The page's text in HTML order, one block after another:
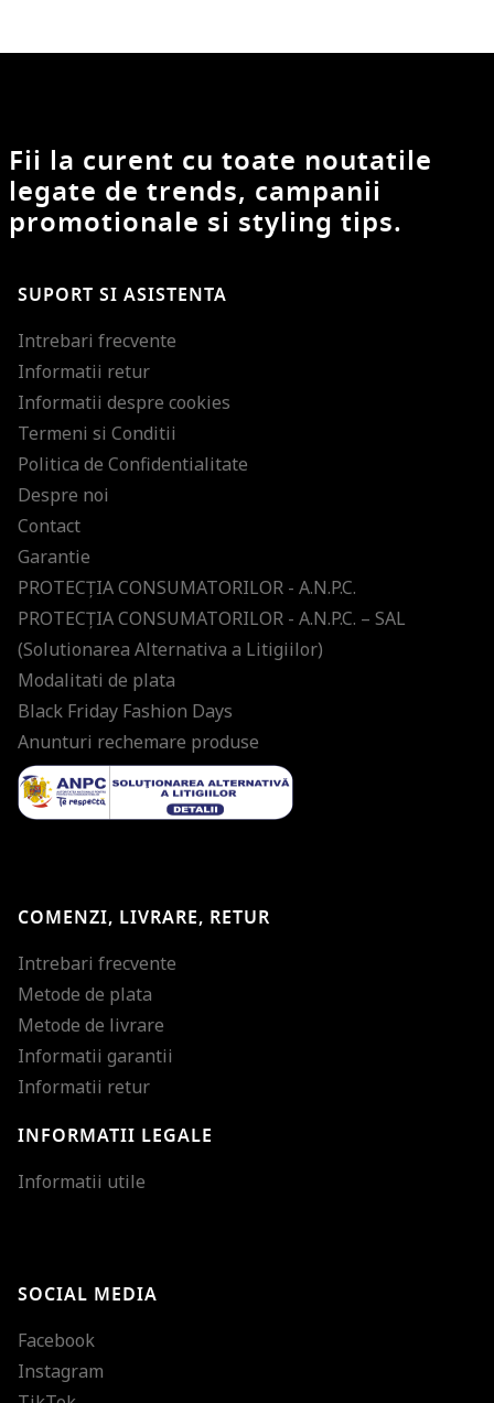
Fii la curent cu toate noutatile
legate de trends, campanii
promotionale si styling tips.
SUPORT SI ASISTENTA
Intrebari frecvente
Informatii retur
Informatii despre cookies
Termeni si Conditii
Politica de Confidentialitate
Despre noi
Contact
Garantie
PROTECŢIA CONSUMATORILOR - A.N.P.C.
PROTECŢIA CONSUMATORILOR - A.N.P.C. – SAL
(Solutionarea Alternativa a Litigiilor)
Modalitati de plata
Black Friday Fashion Days
Anunturi rechemare produse
COMENZI, LIVRARE, RETUR
Intrebari frecvente
Metode de plata
Metode de livrare
Informatii garantii
Informatii retur
INFORMATII LEGALE
Informatii utile
SOCIAL MEDIA
Facebook
Instagram